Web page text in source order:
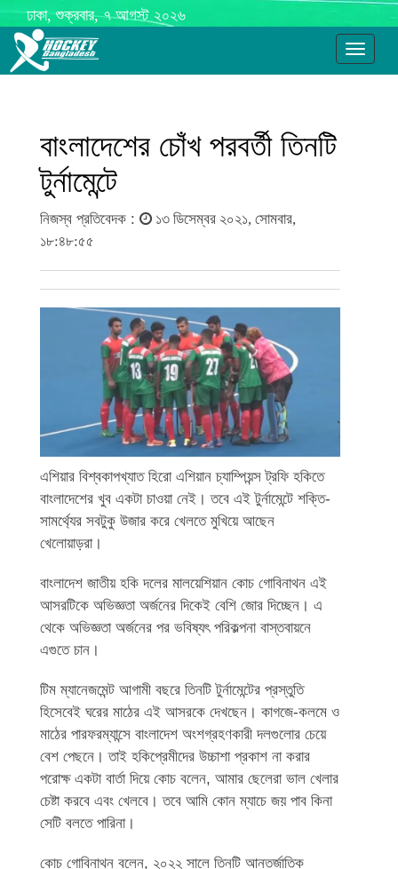
ঢাকা, শুক্রবার, ৭ আগস্ট ২০২৬
Toggle
বাংলাদেশের চোঁখ পরবর্তী তিনটি
টুর্নামেন্টে
নিজস্ব প্রতিবেদক :
১৩ ডিসেম্বর ২০২১, সোমবার,
১৮:৪৮:৫৫
এশিয়ার বিশ্বকাপখ্যাত হিরো এশিয়ান চ্যাম্পিয়ন্স ট্রফি হকিতে
বাংলাদেশের খুব একটা চাওয়া নেই। তবে এই টুর্নামেন্টে শক্তি-
সামর্থ্যের সবটুকু উজার করে খেলতে মুখিয়ে আছেন
খেলোয়াড়রা।
বাংলাদেশ জাতীয় হকি দলের মালয়েশিয়ান কোচ গোবিনাথন এই
আসরটিকে অভিজ্ঞতা অর্জনের দিকেই বেশি জোর দিচ্ছেন। এ
থেকে অভিজ্ঞতা অর্জনের পর ভবিষ্যৎ পরিকল্পনা বাস্তবায়নে
এগুতে চান।
টিম ম্যানেজমেন্ট আগামী বছরে তিনটি টুর্নামেন্টের প্রস্তুতি
হিসেবেই ঘরের মাঠের এই আসরকে দেখছেন। কাগজে-কলমে ও
মাঠের পারফরম্যান্সে বাংলাদেশ অংশগ্রহণকারী দলগুলোর চেয়ে
বেশ পেছনে। তাই হকিপ্রেমীদের উচ্চাশা প্রকাশ না করার
পরোক্ষ একটা বার্তা দিয়ে কোচ বলেন, আমার ছেলেরা ভাল খেলার
চেষ্টা করবে এবং খেলবে। তবে আমি কোন ম্যাচে জয় পাব কিনা
সেটি বলতে পারিনা।
কোচ গোবিনাথন বলেন, ২০২২ সালে তিনটি আন্তর্জাতিক